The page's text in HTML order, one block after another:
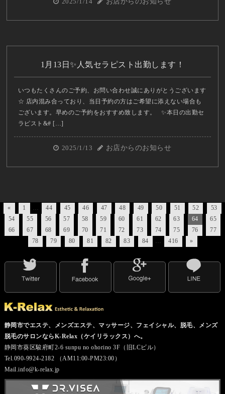
1月13日✨人気セラピスト出勤します！
いつもたくさんのご予約、お問い合わせ誠にありがとうございます
☆ 店内混み合っており、当日予約の方はご希望に添えない場合も
ございます。早めのご予約をおすすめ致します。 ✨本日の出勤セ
ラピスト&# […]
2025/1/13 お店からのお知らせ
« 1 … 44 45 46 47 48 49 50 51 52
53
54
55 56 57 58 59 60 61 62 63 64
65
66
67 68 69 70 71 72 73 74 75 76
77
78
79 80 81 82 83 84 … 416 »
静岡市でエステ、メンズエステ、マッサージ、フェイシャル、脱毛、メンズ
脱毛のサロンならK-Relax（ケイリラックス）へ。
静岡市葵区駿府町2-6 sunpu no ohorino 3F（旧LCビル）
Tel.090-9924-2182 （AM11:00-PM23:00）
Mail.info@k-relax.jp